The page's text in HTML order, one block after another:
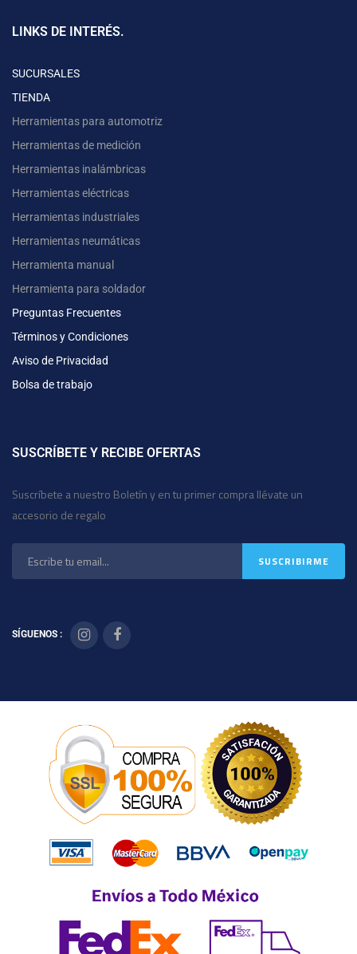
LINKS DE INTERÉS.
SUCURSALES
TIENDA
Herramientas para automotriz
Herramientas de medición
Herramientas inalámbricas
Herramientas eléctricas
Herramientas industriales
Herramientas neumáticas
Herramienta manual
Herramienta para soldador
Preguntas Frecuentes
Términos y Condiciones
Aviso de Privacidad
Bolsa de trabajo
SUSCRÍBETE Y RECIBE OFERTAS
Suscríbete a nuestro Boletín y en tu primer compra llévate un
accesorio de regalo
SÍGUENOS :